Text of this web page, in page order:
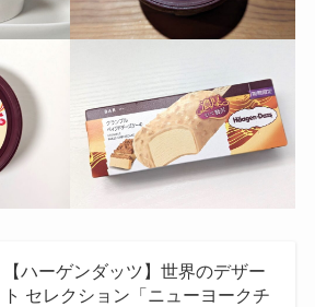
【ハーゲンダッツ】世界のデザー
ト セレクション「ニューヨークチ